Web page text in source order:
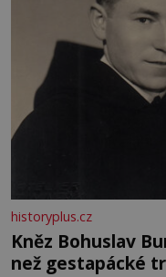
historyplus.cz
Kněz Bohuslav
než gestapácké